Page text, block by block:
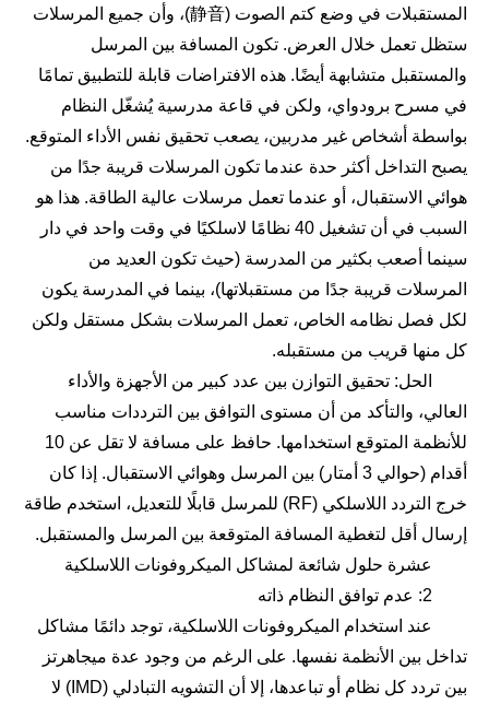
المستقبلات في وضع كتم الصوت (静音)، وأن جميع المرسلات
ستظل تعمل خلال العرض. تكون المسافة بين المرسل
والمستقبل متشابهة أيضًا. هذه الافتراضات قابلة للتطبيق تمامًا
في مسرح برودواي، ولكن في قاعة مدرسية يُشغّل النظام
بواسطة أشخاص غير مدربين، يصعب تحقيق نفس الأداء المتوقع.
يصبح التداخل أكثر حدة عندما تكون المرسلات قريبة جدًا من
هوائي الاستقبال، أو عندما تعمل مرسلات عالية الطاقة. هذا هو
السبب في أن تشغيل 40 نظامًا لاسلكيًا في وقت واحد في دار
سينما أصعب بكثير من المدرسة (حيث تكون العديد من
المرسلات قريبة جدًا من مستقبلاتها)، بينما في المدرسة يكون
لكل فصل نظامه الخاص، تعمل المرسلات بشكل مستقل ولكن
كل منها قريب من مستقبله.
الحل: تحقيق التوازن بين عدد كبير من الأجهزة والأداء
العالي، والتأكد من أن مستوى التوافق بين الترددات مناسب
للأنظمة المتوقع استخدامها. حافظ على مسافة لا تقل عن 10
أقدام (حوالي 3 أمتار) بين المرسل وهوائي الاستقبال. إذا كان
خرج التردد اللاسلكي (RF) للمرسل قابلًا للتعديل، استخدم طاقة
إرسال أقل لتغطية المسافة المتوقعة بين المرسل والمستقبل.
عشرة حلول شائعة لمشاكل الميكروفونات اللاسلكية
عند استخدام الميكروفونات اللاسلكية، توجد دائمًا مشاكل
تداخل بين الأنظمة نفسها. على الرغم من وجود عدة ميجاهرتز
بين تردد كل نظام أو تباعدها، إلا أن التشويه التبادلي (IMD) لا